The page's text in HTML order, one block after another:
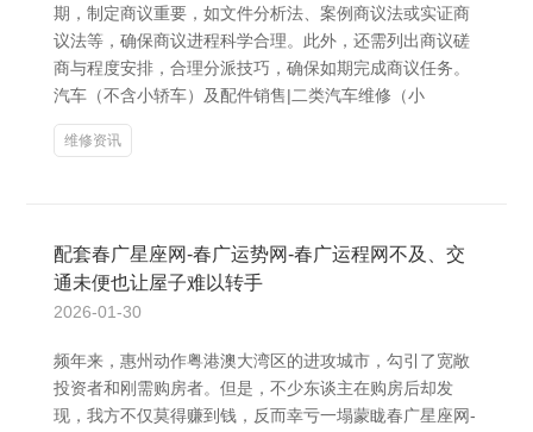
期，制定商议重要，如文件分析法、案例商议法或实证商
议法等，确保商议进程科学合理。此外，还需列出商议磋
商与程度安排，合理分派技巧，确保如期完成商议任务。
汽车（不含小轿车）及配件销售|二类汽车维修（小
维修资讯
配套春广星座网-春广运势网-春广运程网不及、交
通未便也让屋子难以转手
2026-01-30
频年来，惠州动作粤港澳大湾区的进攻城市，勾引了宽敞
投资者和刚需购房者。但是，不少东谈主在购房后却发
现，我方不仅莫得赚到钱，反而幸亏一塌蒙眬春广星座网-